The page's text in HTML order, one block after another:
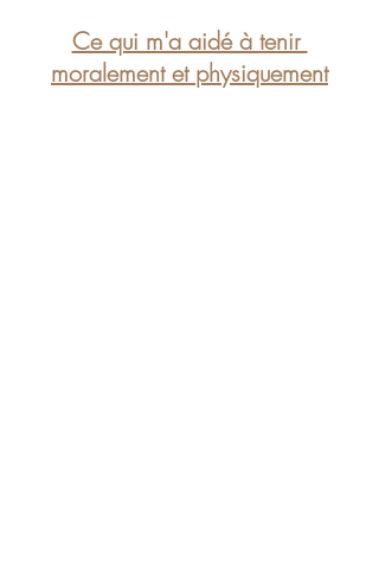
Ce qui m'a aidé à tenir
moralement et physiquement